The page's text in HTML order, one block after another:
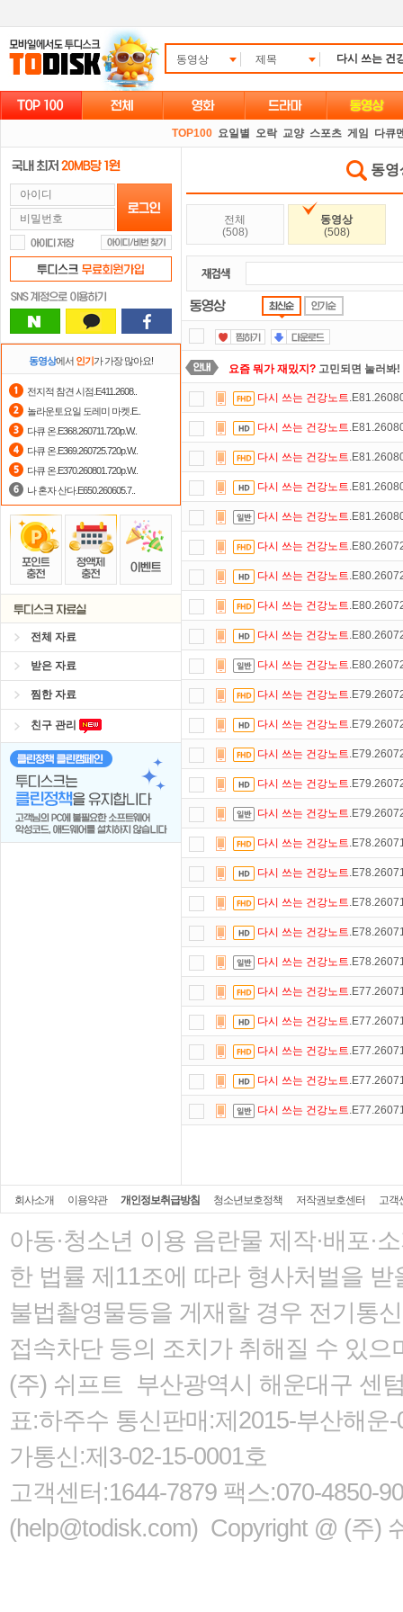
동영상 제목
TOP100 요일별 오락 교양 스포츠 게임 다큐
동영상에서 인기가 가장 많아요!
전지적 참견 시점.E411.2608..
놀라운토요일 도레미 마켓.E..
다큐 온.E368.260711.720p.W..
다큐 온.E369.260725.720p.W..
다큐 온.E370.260801.720p.W..
나 혼자 산다.E650.260605.7..
전체 자료
받은 자료
찜한 자료
친구 관리
동영
전체
(508)
동영상
(508)
요즘 뭐가 재밌지? 고민되면 눌러봐!
숨어있는 카드 마일리지 조회하고
출석체크이벤트!매일매일출석체
댓글만 잘써도무료 포인트
스마트TV로 투디스크영화,드라마,
포인트할인쿠폰 사용방법안내
자녀보호기능으로 가족과 함께 투디
다시 쓰는 건강노트
다시 쓰는 건강노트
다시 쓰는 건강노트
다시 쓰는 건강노트
다시 쓰는 건강노트
다시 쓰는 건강노트
다시 쓰는 건강노트
다시 쓰는 건강노트
다시 쓰는 건강노트
다시 쓰는 건강노트
다시 쓰는 건강노트
다시 쓰는 건강노트
다시 쓰는 건강노트
다시 쓰는 건강노트
다시 쓰는 건강노트
다시 쓰는 건강노트
다시 쓰는 건강노트
다시 쓰는 건강노트
다시 쓰는 건강노트
다시 쓰는 건강노트
다시 쓰는 건강노트
다시 쓰는 건강노트
다시 쓰는 건강노트
다시 쓰는 건강노트
다시 쓰는 건강노트
회사소개 이용약관 개인정보취급방침 청소년보호정책 저작권보호센터 고객
아동·청소년 이용 음란물 제작·배포·
한 법률 제11조에 따라 형사처벌을 받
불법촬영물등을 게재할 경우 전기통
접속차단 등의 조치가 취해질 수 있으
(주) 쉬프트 부산광역시 해운대구 센
표:하주수 통신판매:제2015-부산해
가통신:제3-02-15-0001호
고객센터:1644-7879 팩스:070-4850-
(help@todisk.com) Copyright @ (주)